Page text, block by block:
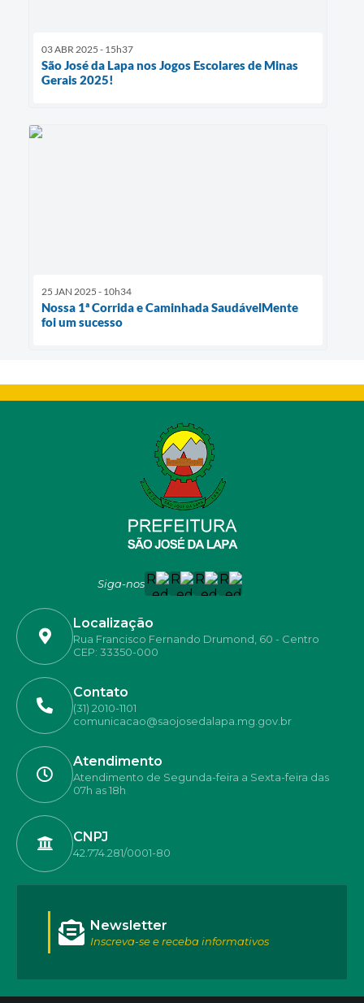
03 ABR 2025 - 15h37
São José da Lapa nos Jogos Escolares de Minas
Gerais 2025!
25 JAN 2025 - 10h34
Nossa 1ª Corrida e Caminhada SaudávelMente
foi um sucesso
Siga-nos
Localização
Rua Francisco Fernando Drumond, 60 - Centro
CEP: 33350-000
Contato
(31) 2010-1101
comunicacao@saojosedalapa.mg.gov.br
Atendimento
Atendimento de Segunda-feira a Sexta-feira das
07h as 18h
CNPJ
42.774.281/0001-80
Newsletter
Inscreva-se e receba informativos